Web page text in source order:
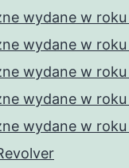
wydane w roku
wydane w roku
wydane w
wydane w
wydane w roku